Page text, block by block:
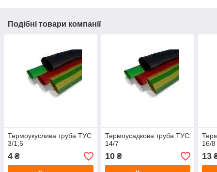
Подібні товари компанії
Термоукуслива труба ТУС
3/1,5
4 ₴
Термоусадкова труба ТУС
14/7
10₴
16/8
13